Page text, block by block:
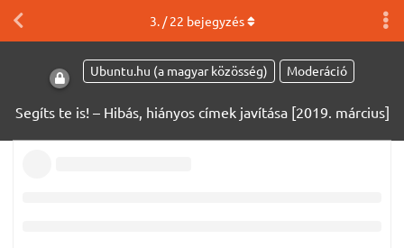
Ubuntu.hu (a magyar közösség) Moderáció
Segíts te is! – Hibás, hiányos címek javítása [2019. március]
3. /22 bejegyzés